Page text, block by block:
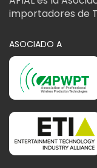
importadores de
ASOCIADO A